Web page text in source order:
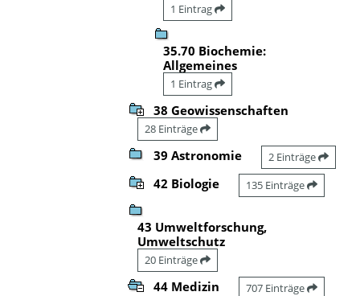
1 Eintrag
35.70 Biochemie:
Allgemeines
1 Eintrag
38 Geowissenschaften
28 Einträge
39 Astronomie 2 Einträge
42 Biologie 135 Einträge
43 Umweltforschung,
Umweltschutz
20 Einträge
44 Medizin 707 Einträge